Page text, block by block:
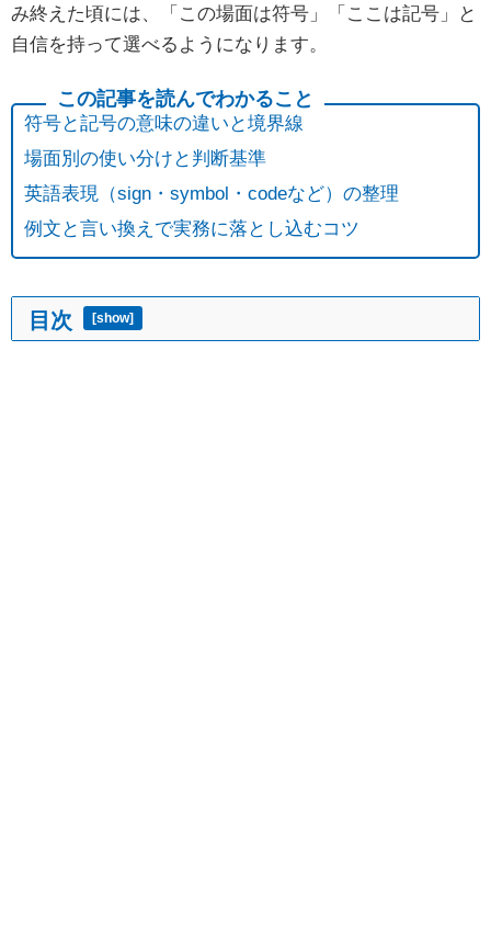
み終えた頃には、「この場面は符号」「ここは記号」と
自信を持って選べるようになります。
符号と記号の意味の違いと境界線
場面別の使い分けと判断基準
英語表現（sign・symbol・codeなど）の整理
例文と言い換えで実務に落とし込むコツ
目次 [show]